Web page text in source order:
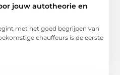
jouw autotheorie en
met het goed begrijpen van
chauffeurs is de eerste